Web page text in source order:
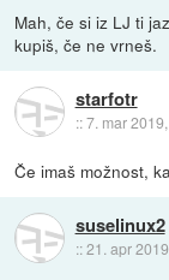
Mah, če si iz LJ ti
kupiš, če ne vrneš.
starfotr
::7. mar
Če imaš možnost,
suselinux2
::21. apr